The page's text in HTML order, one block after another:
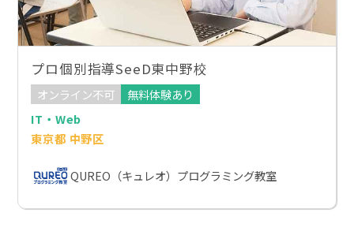
プロ個別指導SeeD東中野校
オンライン不可
無料体験あり
IT・Web
東京都 中野区
QUREO（キュレオ）プログラミング教室